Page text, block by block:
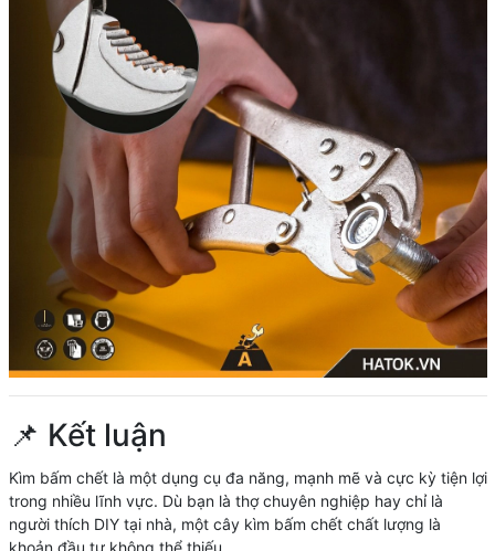
📌 Kết luận
Kìm bấm chết là một dụng cụ đa năng, mạnh mẽ và cực kỳ tiện lợi
trong nhiều lĩnh vực. Dù bạn là thợ chuyên nghiệp hay chỉ là
người thích DIY tại nhà, một cây kìm bấm chết chất lượng là
khoản đầu tư không thể thiếu.